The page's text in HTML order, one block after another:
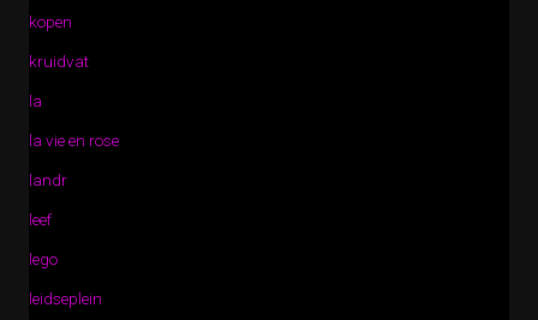
kopen
kruidvat
la
la vie en rose
landr
leef
lego
leidseplein